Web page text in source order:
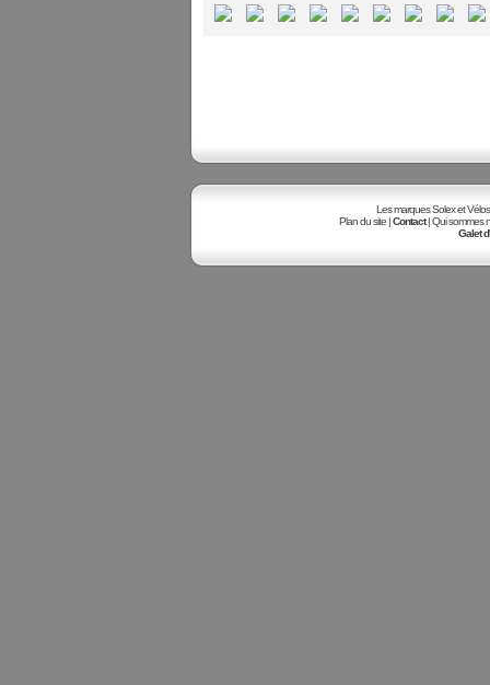
Les marques Solex et
Plan du site |Contact| Qui sommes
Galet